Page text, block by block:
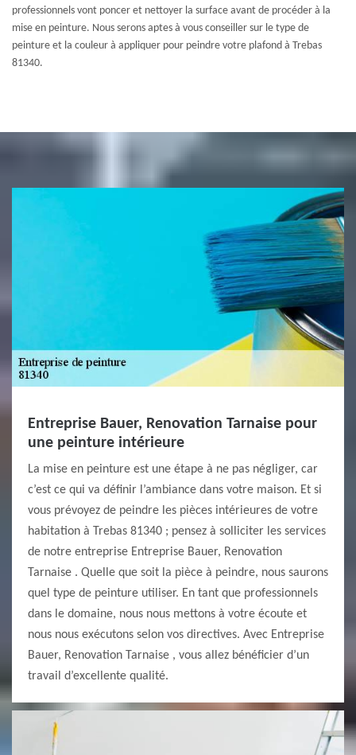
professionnels vont poncer et nettoyer la surface avant de procéder à la
mise en peinture. Nous serons aptes à vous conseiller sur le type de
peinture et la couleur à appliquer pour peindre votre plafond à Trebas
81340.
Entreprise Bauer, Renovation Tarnaise pour
une peinture intérieure
La mise en peinture est une étape à ne pas négliger, car
c’est ce qui va définir l’ambiance dans votre maison. Et si
vous prévoyez de peindre les pièces intérieures de votre
habitation à Trebas 81340 ; pensez à solliciter les services
de notre entreprise Entreprise Bauer, Renovation
Tarnaise . Quelle que soit la pièce à peindre, nous saurons
quel type de peinture utiliser. En tant que professionnels
dans le domaine, nous nous mettons à votre écoute et
nous nous exécutons selon vos directives. Avec Entreprise
Bauer, Renovation Tarnaise , vous allez bénéficier d’un
travail d’excellente qualité.